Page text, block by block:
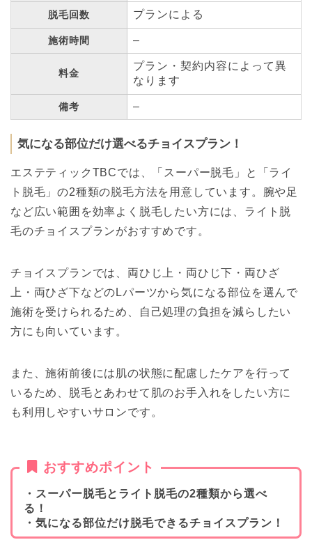
脱毛回数 プランによる
施術時間 –
料金
プラン・契約内容によって異
なります
備考 –
気になる部位だけ選べるチョイスプラン！
エステティックTBCでは、「スーパー脱毛」と「ライ
ト脱毛」の2種類の脱毛方法を用意しています。腕や足
など広い範囲を効率よく脱毛したい方には、ライト脱
毛のチョイスプランがおすすめです。
チョイスプランでは、両ひじ上・両ひじ下・両ひざ
上・両ひざ下などのLパーツから気になる部位を選んで
施術を受けられるため、自己処理の負担を減らしたい
方にも向いています。
また、施術前後には肌の状態に配慮したケアを行って
いるため、脱毛とあわせて肌のお手入れをしたい方に
も利用しやすいサロンです。
おすすめポイント
・スーパー脱毛とライト脱毛の2種類から選べ
る！
・気になる部位だけ脱毛できるチョイスプラン！